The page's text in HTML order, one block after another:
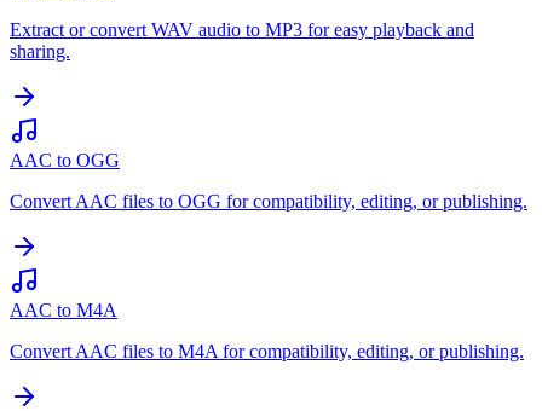
Extract or convert WAV audio to MP3 for easy playback and
sharing.
AAC to OGG
Convert AAC files to OGG for compatibility, editing, or publishing.
AAC to M4A
Convert AAC files to M4A for compatibility, editing, or publishing.